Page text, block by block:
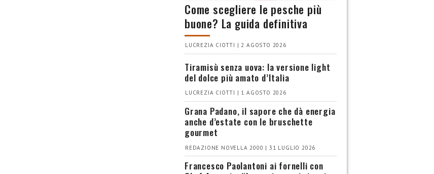
Come scegliere le pesche più
buone? La guida definitiva
LUCREZIA CIOTTI | 2 AGOSTO 2026
Tiramisù senza uova: la versione light
del dolce più amato d’Italia
LUCREZIA CIOTTI | 1 AGOSTO 2026
Grana Padano, il sapore che dà energia
anche d’estate con le bruschette
gourmet
REDAZIONE NOVELLA 2000 | 31 LUGLIO 2026
Francesco Paolantoni ai fornelli con